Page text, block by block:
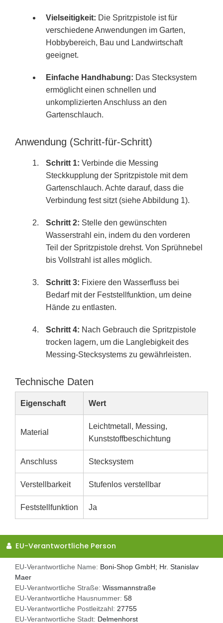
Vielseitigkeit: Die Spritzpistole ist für
verschiedene Anwendungen im Garten,
Hobbybereich, Bau und Landwirtschaft
geeignet.
Einfache Handhabung: Das Stecksystem
ermöglicht einen schnellen und
unkomplizierten Anschluss an den
Gartenschlauch.
Anwendung (Schritt-für-Schritt)
Schritt 1: Verbinde die Messing
Steckkupplung der Spritzpistole mit dem
Gartenschlauch. Achte darauf, dass die
Verbindung fest sitzt (siehe Abbildung 1).
Schritt 2: Stelle den gewünschten
Wasserstrahl ein, indem du den vorderen
Teil der Spritzpistole drehst. Von Sprühnebel
bis Vollstrahl ist alles möglich.
Schritt 3: Fixiere den Wasserfluss bei
Bedarf mit der Feststellfunktion, um deine
Hände zu entlasten.
Schritt 4: Nach Gebrauch die Spritzpistole
trocken lagern, um die Langlebigkeit des
Messing-Stecksystems zu gewährleisten.
Technische Daten
Eigenschaft Wert
Material
Leichtmetall, Messing,
Kunststoffbeschichtung
Anschluss Stecksystem
Verstellbarkeit Stufenlos verstellbar
Feststellfunktion Ja
EU-Verantwortliche Person
EU-Verantwortliche Name: Boni-Shop GmbH; Hr. Stanislav
Maer
EU-Verantwortliche Straße: Wissmannstraße
EU-Verantwortliche Hausnummer: 58
EU-Verantwortliche Postleitzahl: 27755
EU-Verantwortliche Stadt: Delmenhorst